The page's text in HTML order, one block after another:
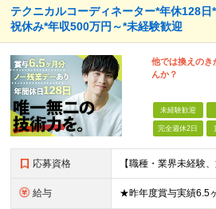
テクニカルコーディネーター*年休128日
祝休み*年収500万円～*未経験歓迎
他では換えのき
んか？
未経験歓迎
完全週休2日
応募資格
給与